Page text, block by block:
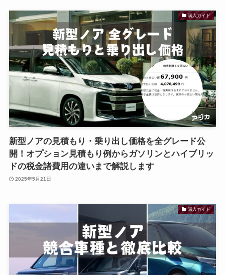
購入ガイド
新型ノアの見積もり・乗り出し価格を全グレード公
開！オプション見積もり例からガソリンとハイブリッ
ドの税金諸費用の違いまで解説します
2025年5月21日
購入ガイド